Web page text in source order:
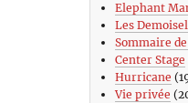
Elephant
Les
Sommaire
Center Stage
Hurricane
Vie privée